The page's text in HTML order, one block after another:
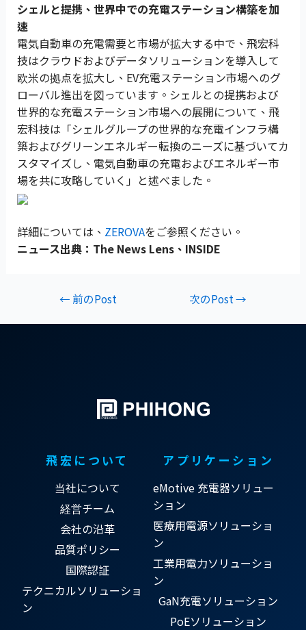
シェルと提携、世界中での充電ステーション構築を加
速
電気自動車の充電需要と市場が拡大する中で、飛宏科
技はクラウドおよびデータソリューションを導入して
欧米の拠点を拡大し、EV充電ステーション市場へのグ
ローバル進出を図っています。シェルとの提携および
世界的な充電ステーション市場への展開について、飛
宏科技は「シェルグループの世界的な充電インフラ構
築およびグリーンエネルギー転換のニーズに基づいてカ
スタマイズし、電気自動車の充電およびエネルギー市
場を共に攻略していく」と述べました。
詳細については、 ZEROVAをご参照ください。
ニュース出典：The News Lens、INSIDE
← 前のPost 次のPost→
飛宏について
当社について
経営チーム
会社の沿革
品質ポリシー
国際認証
テクニカルソリューショ
ン
アプリケーション
eMotive 充電器ソリュー
ション
医療用電源ソリューショ
ン
工業用電力ソリューショ
ン
GaN充電ソリューション
PoEソリューション